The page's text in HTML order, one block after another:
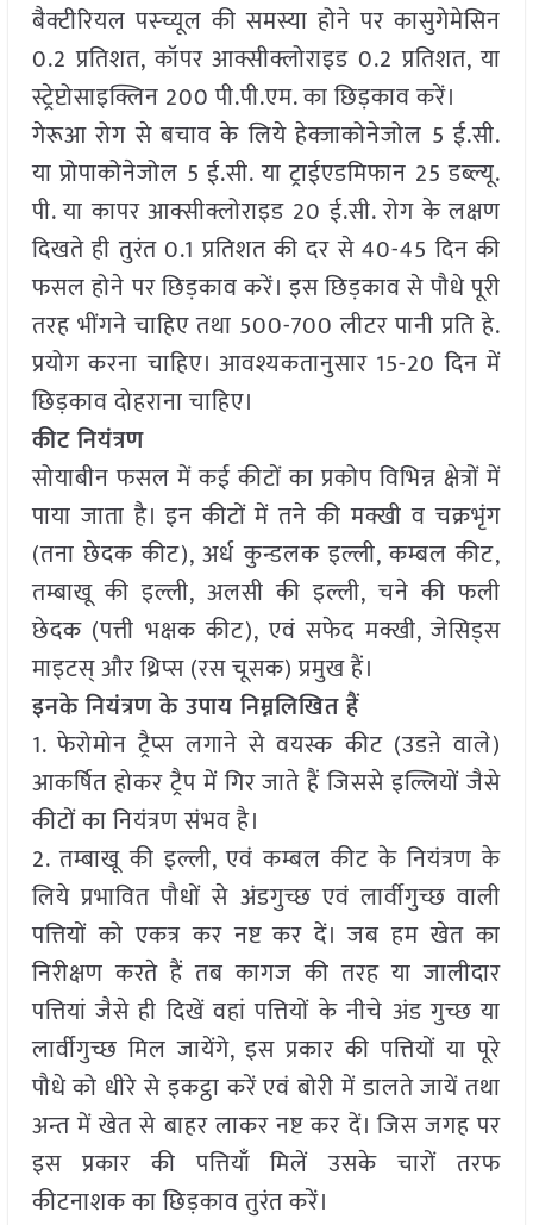
बैक्टीरियल पस्च्यूल की समस्या होने पर कासुगेमेसिन
0.2 प्रतिशत, कॉपर आक्सीक्लोराइड 0.2 प्रतिशत, या
स्ट्रेप्टोसाइक्लिन 200 पी.पी.एम. का छिड़काव करें।
गेरूआ रोग से बचाव के लिये हेक्जाकोनेजोल 5 ई.सी.
या प्रोपाकोनेजोल 5 ई.सी. या ट्राईएडमिफान 25 डब्ल्यू.
पी. या कापर आक्सीक्लोराइड 20 ई.सी. रोग के लक्षण
दिखते ही तुरंत 0.1 प्रतिशत की दर से 40-45 दिन की
फसल होने पर छिड़काव करें। इस छिड़काव से पौधे पूरी
तरह भींगने चाहिए तथा 500-700 लीटर पानी प्रति हे.
प्रयोग करना चाहिए। आवश्यकतानुसार 15-20 दिन में
छिड़काव दोहराना चाहिए।
कीट नियंत्रण
सोयाबीन फसल में कई कीटों का प्रकोप विभिन्न क्षेत्रों में
पाया जाता है। इन कीटों में तने की मक्खी व चक्रभृंग
(तना छेदक कीट), अर्ध कुन्डलक इल्ली, कम्बल कीट,
तम्बाखू की इल्ली, अलसी की इल्ली, चने की फली
छेदक (पत्ती भक्षक कीट), एवं सफेद मक्खी, जेसिड्स
माइटस् और थ्रिप्स (रस चूसक) प्रमुख हैं।
इनके नियंत्रण के उपाय निम्नलिखित हैं
1. फेरोमोन ट्रैप्स लगाने से वयस्क कीट (उडऩे वाले)
आकर्षित होकर ट्रैप में गिर जाते हैं जिससे इल्लियों जैसे
कीटों का नियंत्रण संभव है।
2. तम्बाखू की इल्ली, एवं कम्बल कीट के नियंत्रण के
लिये प्रभावित पौधों से अंडगुच्छ एवं लार्वीगुच्छ वाली
पत्तियों को एकत्र कर नष्ट कर दें। जब हम खेत का
निरीक्षण करते हैं तब कागज की तरह या जालीदार
पत्तियां जैसे ही दिखें वहां पत्तियों के नीचे अंड गुच्छ या
लार्वीगुच्छ मिल जायेंगे, इस प्रकार की पत्तियों या पूरे
पौधे को धीरे से इकट्ठा करें एवं बोरी में डालते जायें तथा
अन्त में खेत से बाहर लाकर नष्ट कर दें। जिस जगह पर
इस प्रकार की पत्तियाँ मिलें उसके चारों तरफ
कीटनाशक का छिड़काव तुरंत करें।